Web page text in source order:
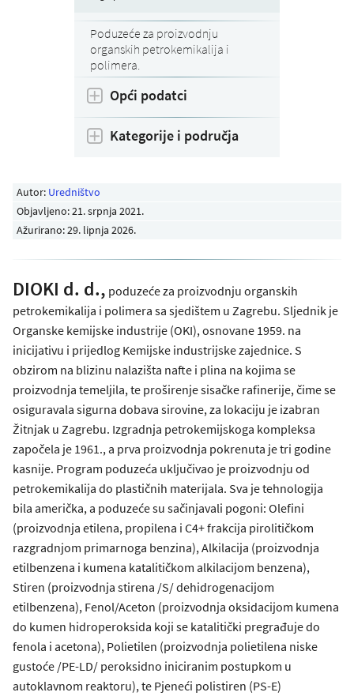
Autor: Uredništvo
Objavljeno:21. srpnja 2021.
Ažurirano: 29. lipnja 2026.
DIOKI d. d., poduzeće za proizvodnju organskih
petrokemikalija i polimera sa sjedištem u Zagrebu. Sljednik je
Organske kemijske industrije (OKI), osnovane 1959. na
inicijativu i prijedlog Kemijske industrijske zajednice. S
obzirom na blizinu nalazišta nafte i plina na kojima se
proizvodnja temeljila, te proširenje sisačke rafinerije, čime se
osiguravala sigurna dobava sirovine, za lokaciju je izabran
Žitnjak u Zagrebu. Izgradnja petrokemijskoga kompleksa
započela je 1961., a prva proizvodnja pokrenuta je tri godine
kasnije. Program poduzeća uključivao je proizvodnju od
petrokemikalija do plastičnih materijala. Sva je tehnologija
bila američka, a poduzeće su sačinjavali pogoni: Olefini
(proizvodnja etilena, propilena i C4+ frakcija pirolitičkom
razgradnjom primarnoga benzina), Alkilacija (proizvodnja
etilbenzena i kumena katalitičkom alkilacijom benzena),
Stiren (proizvodnja stirena /S/ dehidrogenacijom
etilbenzena), Fenol/Aceton (proizvodnja oksidacijom kumena
do kumen hidroperoksida koji se katalitički pregrađuje do
fenola i acetona), Polietilen (proizvodnja polietilena niske
gustoće /PE-LD/ peroksidno iniciranim postupkom u
autoklavnom reaktoru), te Pjeneći polistiren (PS-E)
Poduzeće za proizvodnju
organskih petrokemikalija i
polimera.
Opći podatci
Kategorije i područja